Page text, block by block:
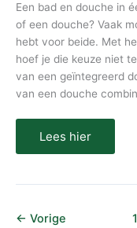
Een bad en douche in
of een douche? Vaak
hebt voor beide. Met
hoef je die keuze niet
van een geïntegreerd
van een douche
Lees hier
← Vorige 1